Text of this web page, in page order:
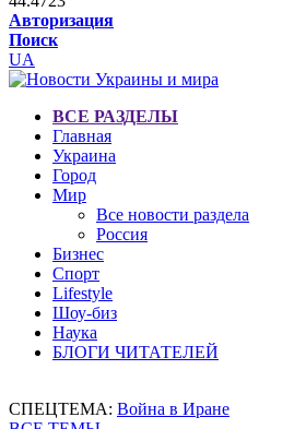
Авторизация
Поиск
UA
ВСЕ РАЗДЕЛЫ
Главная
Украина
Город
Мир
Все новости раздела
Россия
Бизнес
Спорт
Lifestyle
Шоу-биз
Наука
БЛОГИ ЧИТАТЕЛЕЙ
СПЕЦТЕМА: Война в Иране